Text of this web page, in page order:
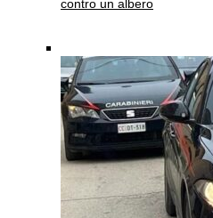
contro un albero